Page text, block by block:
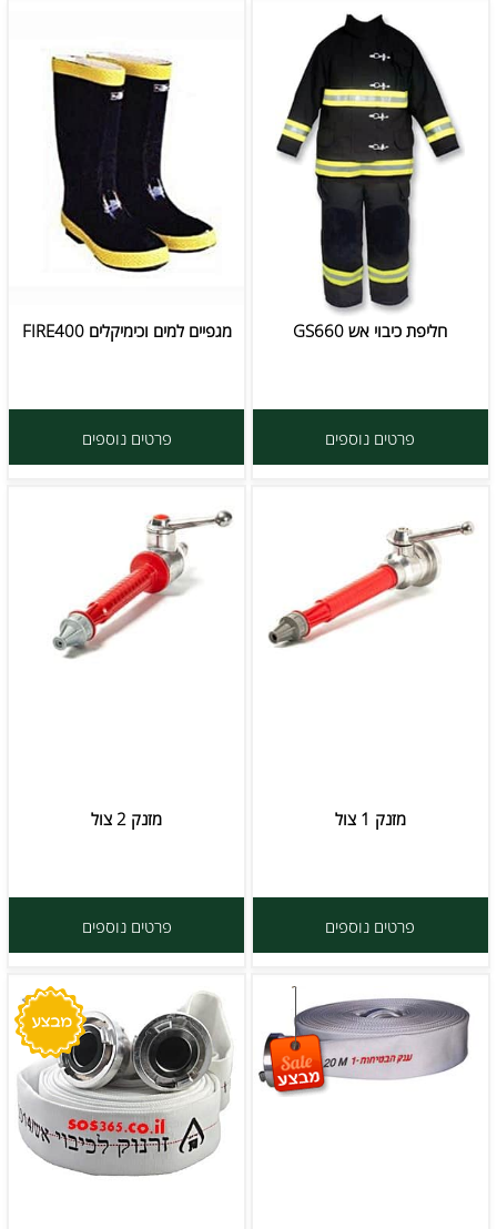
חליפת כיבוי אש GS660
פרטים נוספים
מגפיים למים וכימיקלים FIRE400
פרטים נוספים
מזנק 1 צול
פרטים נוספים
מזנק 2 צול
פרטים נוספים